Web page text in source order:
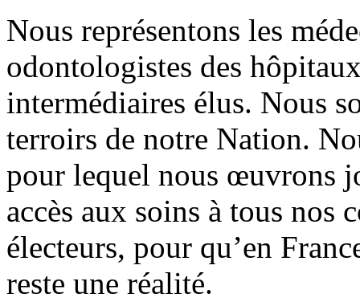
Nous représentons les
odontologistes des
intermédiaires élus. Nous
terroirs de notre Nation.
pour lequel nous œuvrons
accès aux soins à tous nos
électeurs, pour qu’en
reste une réalité.